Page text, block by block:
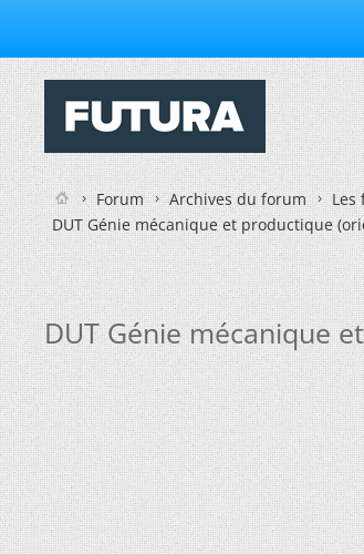
Forum Archives du forum Les
DUT Génie mécanique et productique
DUT Génie mécanique